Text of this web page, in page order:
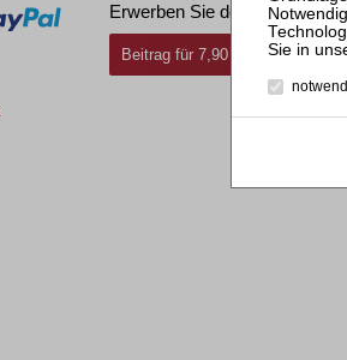
Erwerben Sie den
Beitrag für 7,90 € inkl. 7 %